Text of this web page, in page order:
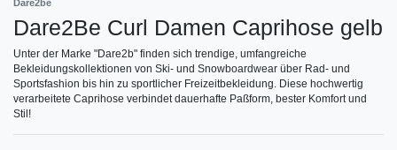
Dare2be
Dare2Be Curl Damen Caprihose gelb
Unter der Marke "Dare2b" finden sich trendige, umfangreiche
Bekleidungskollektionen von Ski- und Snowboardwear über Rad- und
Sportsfashion bis hin zu sportlicher Freizeitbekleidung. Diese hochwertig
verarbeitete Caprihose verbindet dauerhafte Paßform, bester Komfort und
Stil!